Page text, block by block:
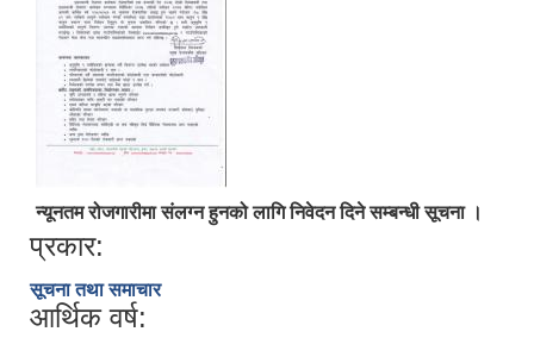
न्यूनतम रोजगारीमा संलग्न हुनको लागि निवेदन दिने सम्बन्धी सूचना ।
प्रकार:
सूचना तथा समाचार
आर्थिक वर्ष: